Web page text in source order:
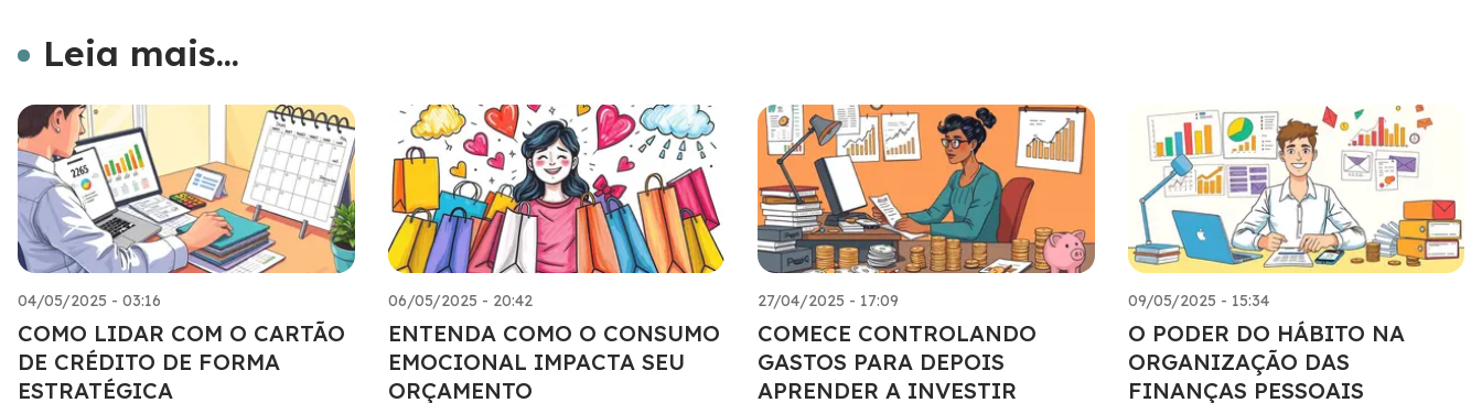
Leia mais...
04/05/2025 - 03:16
COMO LIDAR COM O CARTÃO
DE CRÉDITO DE FORMA
ESTRATÉGICA
06/05/2025 - 20:42
ENTENDA COMO O CONSUMO
EMOCIONAL IMPACTA SEU
ORÇAMENTO
27/04/2025 - 17:09
COMECE CONTROLANDO
GASTOS PARA DEPOIS
APRENDER A INVESTIR
09/05/2025 - 15:34
O PODER DO HÁBITO NA
ORGANIZAÇÃO DAS
FINANÇAS PESSOAIS